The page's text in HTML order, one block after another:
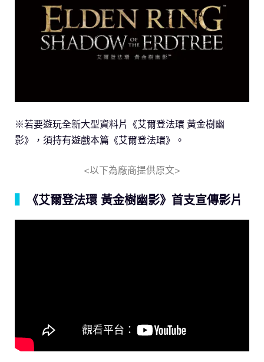
※若要遊玩全新大型資料片《艾爾登法環 黃金樹幽
影》，須持有遊戲本篇《艾爾登法環》。
<以下為廠商提供原文>
《艾爾登法環 黃金樹幽影》首支宣傳影片